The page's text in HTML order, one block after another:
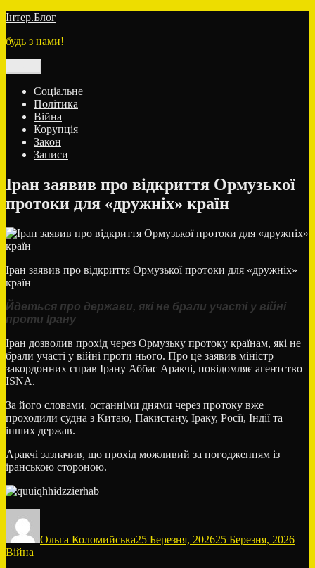
Перейти
вмісту
Інтер.Блог
будь з нами!
Соціальне
Політика
Війна
Корупція
Закон
Записи
Іран заявив про відкриття Ормузької
протоки для «дружніх» країн
Іран заявив про відкриття Ормузької протоки для «дружніх»
країн
Йдеться про держави, які не брали участі у війні
проти Ірану
Іран дозволив прохід через Ормузьку протоку країнам, які не
брали участі у війні проти нього. Про це заявив міністр
закордонних справ Ірану Аббас Аракчі, повідомляє агентство
ISNA.
За його словами, останніми днями через протоку вже
проходили судна з Китаю, Пакистану, Іраку, Росії, Індії та
інших держав.
Аракчі зазначив, що прохід можливий за погодженням із
іранською стороною.
Ольга Коломийська25 Березня, 202625 Березня, 2026
Війна